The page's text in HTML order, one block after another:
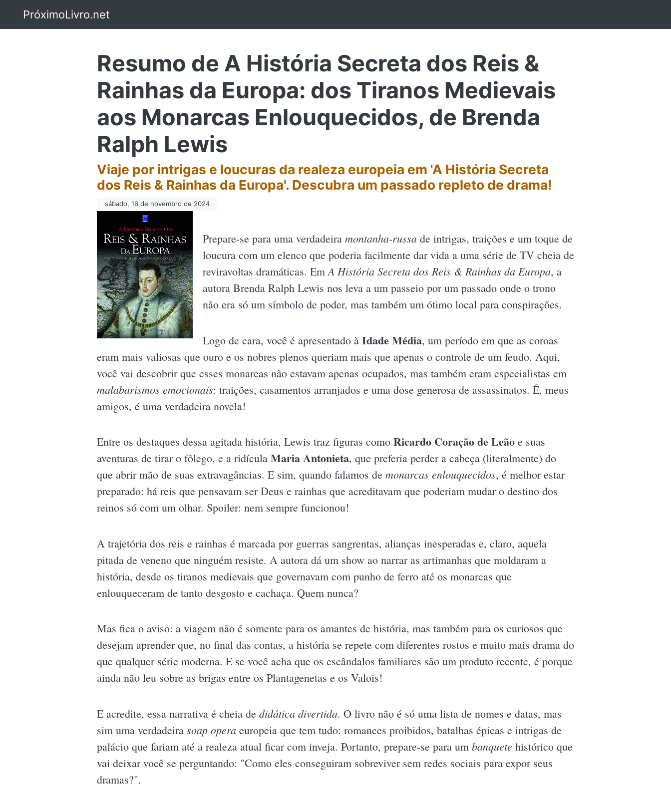
PróximoLivro.net
Resumo de A História Secreta dos Reis &
Rainhas da Europa: dos Tiranos Medievais
aos Monarcas Enlouquecidos, de Brenda
Ralph Lewis
Viaje por intrigas e loucuras da realeza europeia em 'A História Secreta
dos Reis & Rainhas da Europa'. Descubra um passado repleto de drama!
sábado, 16 de novembro de 2024
Prepare-se para uma verdadeira montanha-russa de intrigas, traições e um toque de
loucura com um elenco que poderia facilmente dar vida a uma série de TV cheia de
reviravoltas dramáticas. EmA História Secreta dos Reis & Rainhas da Europa, a
autora Brenda Ralph Lewis nos leva a um passeio por um passado onde o trono
não era só um símbolo de poder, mas também um ótimo local para conspirações.
Logo de cara, você é apresentado à Idade Média, um período em que as coroas
eram mais valiosas que ouro e os nobres plenos queriam mais que apenas o controle de um feudo. Aqui,
você vai descobrir que esses monarcas não estavam apenas ocupados, mas também eram especialistas em
malabarismos emocionais: traições, casamentos arranjados e uma dose generosa de assassinatos. É, meus
amigos, é uma verdadeira novela!
Entre os destaques dessa agitada história, Lewis traz figuras como Ricardo Coração de Leão e suas
aventuras de tirar o fôlego, e a ridícula Maria Antonieta, que preferia perder a cabeça (literalmente) do
que abrir mão de suas extravagâncias. E sim, quando falamos de monarcas enlouquecidos, é melhor estar
preparado: há reis que pensavam ser Deus e rainhas que acreditavam que poderiam mudar o destino dos
reinos só com um olhar. Spoiler: nem sempre funcionou!
A trajetória dos reis e rainhas é marcada por guerras sangrentas, alianças inesperadas e, claro, aquela
pitada de veneno que ninguém resiste. A autora dá um show ao narrar as artimanhas que moldaram a
história, desde os tiranos medievais que governavam com punho de ferro até os monarcas que
enlouqueceram de tanto desgosto e cachaça. Quem nunca?
Mas fica o aviso: a viagem não é somente para os amantes de história, mas também para os curiosos que
desejam aprender que, no final das contas, a história se repete com diferentes rostos e muito mais drama do
que qualquer série moderna. E se você acha que os escândalos familiares são um produto recente, é porque
ainda não leu sobre as brigas entre os Plantagenetas e os Valois!
E acredite, essa narrativa é cheia de didática divertida. O livro não é só uma lista de nomes e datas, mas
sim uma verdadeira soap opera europeia que tem tudo: romances proibidos, batalhas épicas e intrigas de
palácio que fariam até a realeza atual ficar com inveja. Portanto, prepare-se para um banquete histórico que
vai deixar você se perguntando: "Como eles conseguiram sobreviver sem redes sociais para expor seus
dramas?".